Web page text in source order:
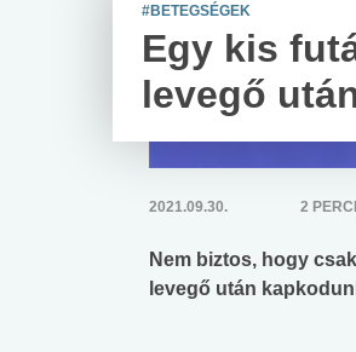
#BETEGSÉGEK
Egy kis
levegő
2021.09.30. 2
Nem biztos, hogy
levegő után